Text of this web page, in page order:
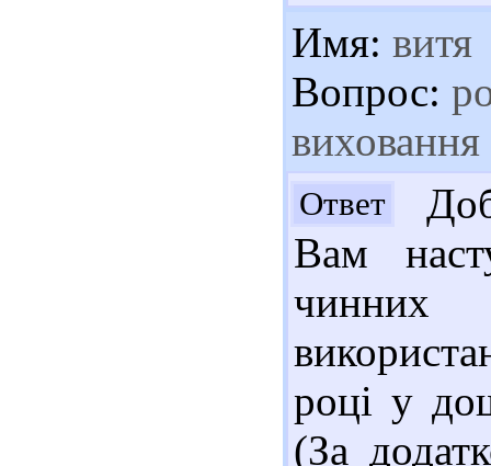
Имя: витя
Вопрос:
Ответ
Вам
чинних
році у
(За